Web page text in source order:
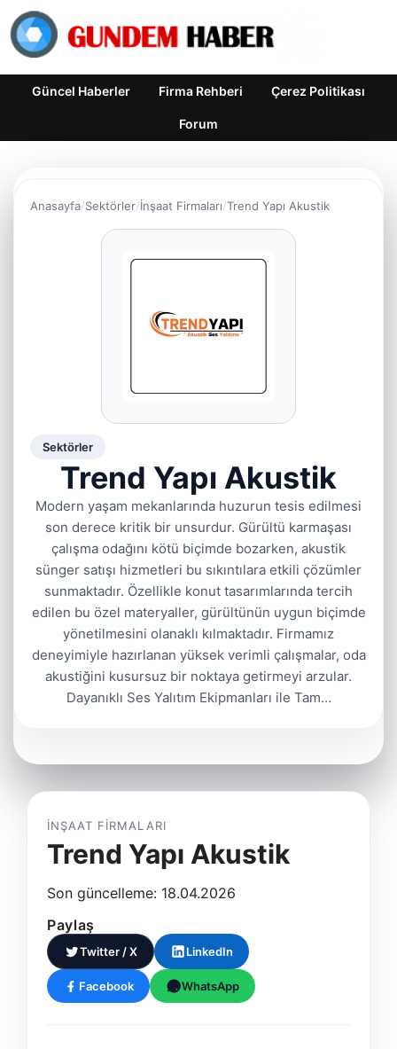
Güncel Haberler Firma Rehberi Çerez Politikası
Forum
Anasayfa Sektörler İnşaat Firmaları Trend Yapı Akustik
Sektörler
Trend Yapı Akustik
Modern yaşam mekanlarında huzurun tesis edilmesi
son derece kritik bir unsurdur. Gürültü karmaşası
çalışma odağını kötü biçimde bozarken, akustik
sünger satışı hizmetleri bu sıkıntılara etkili çözümler
sunmaktadır. Özellikle konut tasarımlarında tercih
edilen bu özel materyaller, gürültünün uygun biçimde
yönetilmesini olanaklı kılmaktadır. Firmamız
deneyimiyle hazırlanan yüksek verimli çalışmalar, oda
akustiğini kusursuz bir noktaya getirmeyi arzular.
Dayanıklı Ses Yalıtım Ekipmanları ile Tam…
İNŞAAT FIRMALARI
Trend Yapı Akustik
Son güncelleme: 18.04.2026
Paylaş
Twitter / X LinkedIn
Facebook WhatsApp